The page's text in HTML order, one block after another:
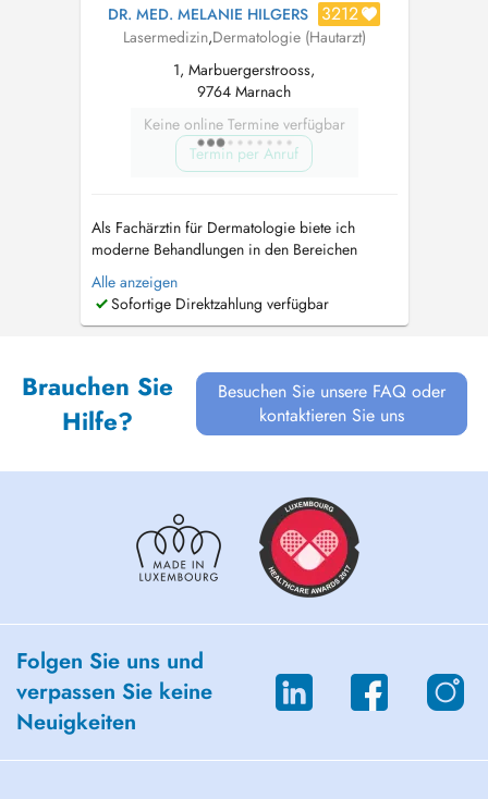
DR. MED. MELANIE HILGERS 3212
Lasermedizin,Dermatologie (Hautarzt)
1, Marbuergerstrooss,
9764 Marnach
Keine online Termine verfügbar
Termin per Anruf
Als Fachärztin für Dermatologie biete ich
moderne Behandlungen in den Bereichen
Dermatologie, Allergologie, Lasermedizin und
ästhetische Dermatologie. Ihre Hautgesundheit
und Ihr Wohlbefinden stehen für mich an erster
Alle anzeigen
Sofortige Direktzahlung verfügbar
Brauchen Sie
Hilfe?
Besuchen Sie unsere FAQ oder
kontaktieren Sie uns
Folgen Sie uns und
verpassen Sie keine
Neuigkeiten